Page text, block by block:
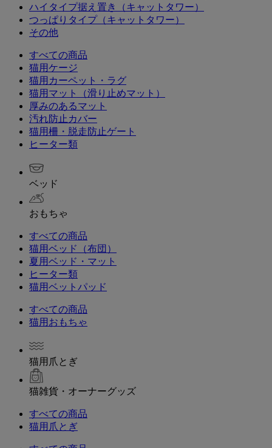
ハイタイプ据え置き（キャットタワー）
つっぱりタイプ（キャットタワー）
その他
すべての商品
猫用ケージ
猫用カーペット・ラグ
猫用マット（滑り止めマット）
厚みのあるマット
汚れ防止カバー
猫用柵・脱走防止ゲート
ヒーター類
ベッド
おもちゃ
すべての商品
猫用ベッド（布団）
夏用ベッド・マット
ヒーター類
猫用ベットパッド
すべての商品
猫用おもちゃ
猫用爪とぎ
猫雑貨・オーナーグッズ
すべての商品
猫用爪とぎ